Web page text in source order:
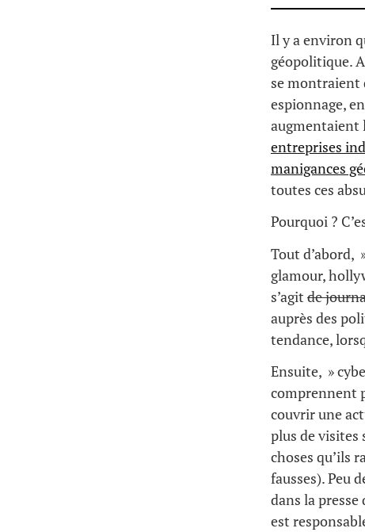
Il y a environ
géopolitique.
se montraient
espionnage,
augmentaient
entreprises
manigances
toutes ces
Pourquoi ?
Tout d’abord,
glamour,
s’agit de
auprès des
tendance,
Ensuite, »
comprennent
couvrir une
plus de visites
choses qu’ils
fausses). Peu
dans la
est